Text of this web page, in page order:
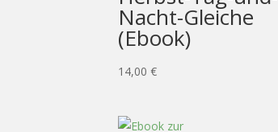
Nacht-Gleiche
(Ebook)
14,00 €